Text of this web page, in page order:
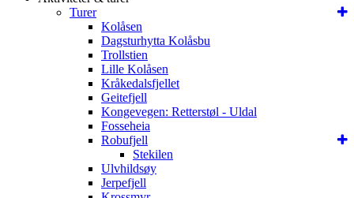
Turer
Kolåsen
Dagsturhytta Kolåsbu
Trollstien
Lille Kolåsen
Kråkedalsfjellet
Geitefjell
Kongevegen: Retterstøl - Uldal
Fosseheia
Robufjell
Stekilen
Ulvhildsøy
Jerpefjell